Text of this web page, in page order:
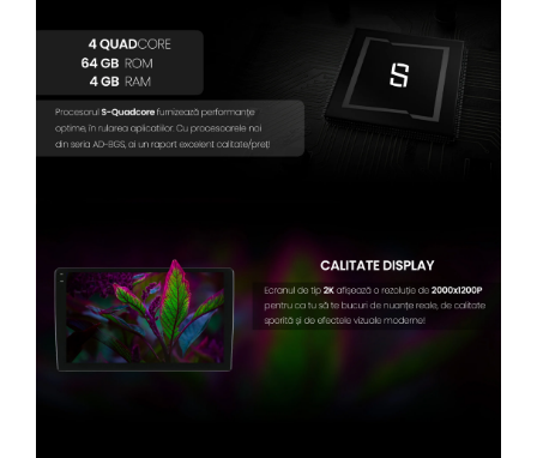
Accesorii multimedia
Conectică Auto
Conectică Auto
Conectică Volkswagen
Conectică Mercedes Benz